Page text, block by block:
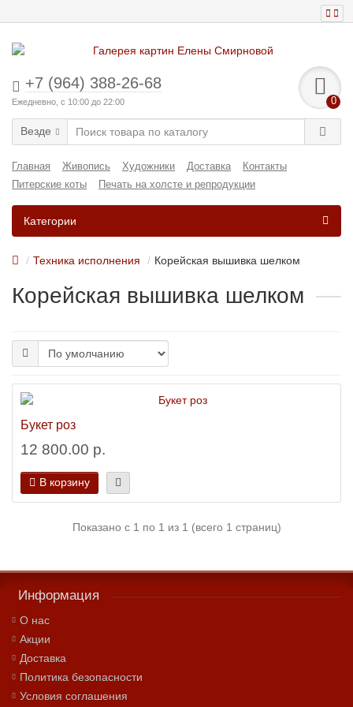
+7 (964) 388-26-68
Ежедневно, с 10:00 до 22:00 0
Везде
Главная Живопись Художники Доставка
Контакты
Питерские коты
Печать на холсте и репродукции
Категории
Техника исполнения Корейская вышивка шелком
Корейская вышивка шелком
Букет роз
12 800.00 р.
В корзину
Показано с 1 по 1 из 1 (всего 1 страниц)
Информация
О нас
Акции
Доставка
Политика безопасности
Условия соглашения